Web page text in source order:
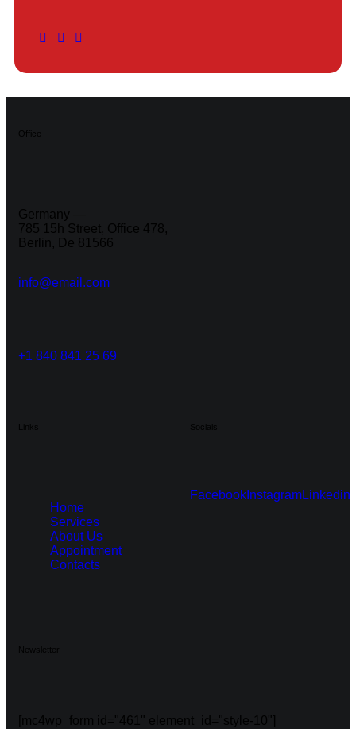
Office
Germany —
785 15h Street, Office 478,
Berlin, De 81566
info@email.com
+1 840 841 25 69
Links
Home
Services
About Us
Appointment
Contacts
Socials
Facebook InstagramLinkedin
Newsletter
[mc4wp_form id="461" element_id="style-10"]